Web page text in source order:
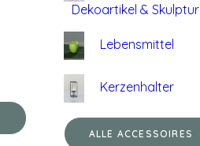
Dekoartikel &
Lebensmittel
Kerzenhalter
ALLE ACCESSOIRES